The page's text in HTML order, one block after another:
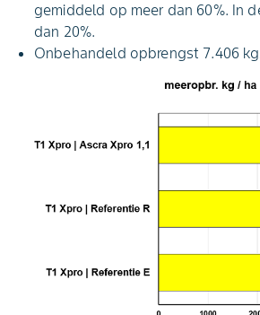
gemiddeld op meer dan 60%. In
dan 20%.
Onbehandeld opbrengst 7.406